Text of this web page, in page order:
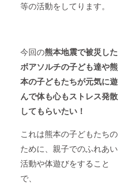
等の活動をしてります。
今回の熊本地震で被災した
ボアソルチの子ども達や熊
本の子どもたちが元気に遊
んで体も心もストレス発散
してもらいたい！
これは熊本の子どもたちの
ために、親子でのふれあい
活動や体遊びをすること
で、